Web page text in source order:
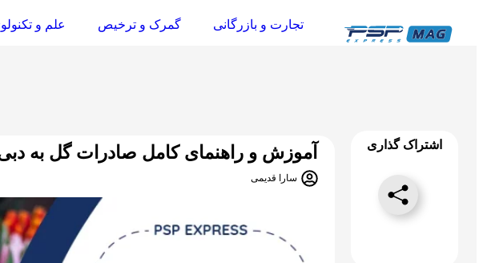
تجارت و بازرگانی گمرک و ترخیص علم و
اشتراک گذاری آموزش و راهنمای کامل صادرات گل به
سارا قدیمی